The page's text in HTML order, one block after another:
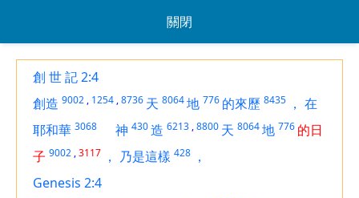
關閉
創 世 記 2:4
創造 9002 , 1254 ,8736 天 8064地 776 的來歷 8435 ， 在
耶和華 3068 神 430造 6213 ,8800 天 8064地 776 的日
子 9002 ,3117 ， 乃是這樣 428 ，
Genesis 2:4